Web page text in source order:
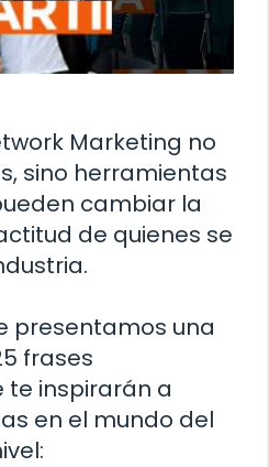
Marketing no
sino herramientas
cambiar la
de quienes se
presentamos una
frases
te inspirarán a
en el mundo del